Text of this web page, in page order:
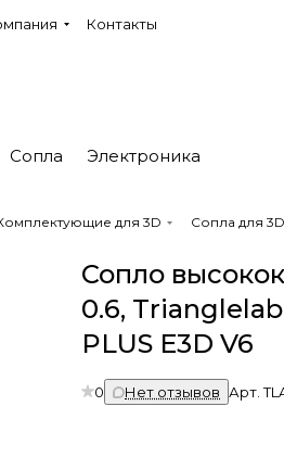
Контакты
Сопла Электроника
для 3D Сопла для
Сопло
0.6,
PLUS E3D V6
0 Нет отзывов Арт.